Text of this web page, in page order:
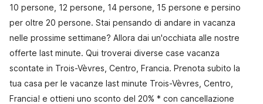
10 persone, 12 persone, 14 persone, 15 persone e persino
per oltre 20 persone. Stai pensando di andare in vacanza
nelle prossime settimane? Allora dai un'occhiata alle nostre
offerte last minute. Qui troverai diverse case vacanza
scontate in Trois-Vèvres, Centro, Francia. Prenota subito la
tua casa per le vacanze last minute Trois-Vèvres, Centro,
Francia! e ottieni uno sconto del 20% * con cancellazione